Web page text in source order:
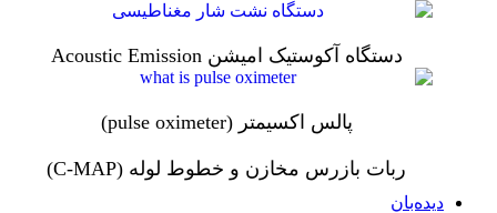
دستگاه آکوستیک امیشن Acoustic Emission
پالس اکسیمتر (pulse oximeter)
ربات بازرس مخازن و خطوط لوله (C-MAP)
دیده‌بان